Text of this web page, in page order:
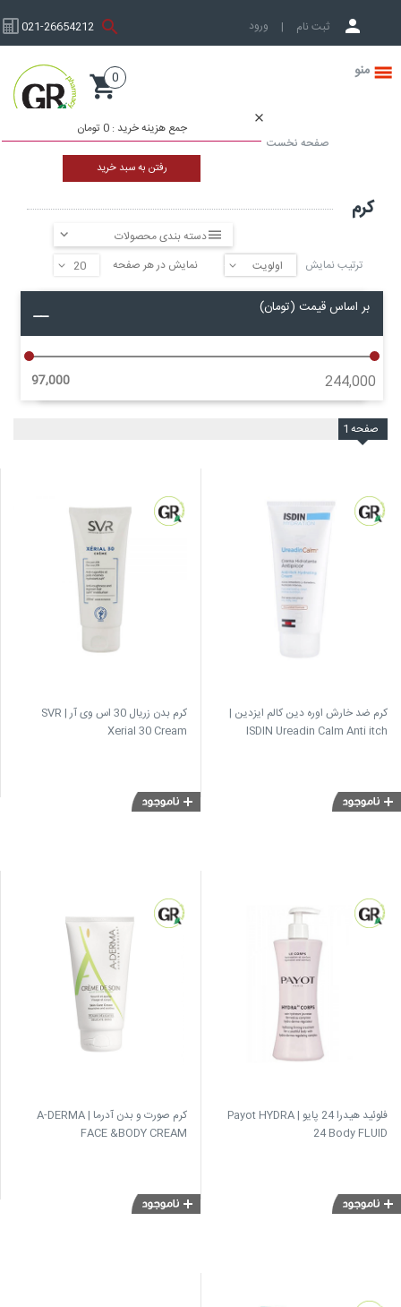
ثبت نام | ورود به حساب کاربری 021-26654212
0
جمع هزینه خرید : 0 تومان
رفتن به سبد خرید
صفحه نخست محصولات پوست و زیبایی
مرطوب کننده
کرم
کرم
دسته بندی محصولات
نمایش در هر صفحه
▼ ترتیب نمایش ▼
بر اساس قیمت (تومان)
244,000
97,000
صفحه1
کرم ضد خارش اوره دین کالم ایزدین |
ISDIN Ureadin Calm Anti itch
کرم بدن زریال 30 اس وی آر | SVR
Xerial 30 Cream
فلوئید هیدرا 24 پایو | Payot HYDRA
24 Body FLUID
کرم صورت و بدن آدرما | A-DERMA
FACE &BODY CREAM